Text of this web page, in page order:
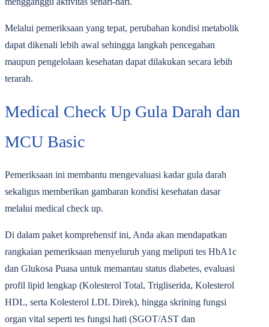
Melalui pemeriksaan yang tepat, perubahan kondisi metabolik
dapat dikenali lebih awal sehingga langkah pencegahan
maupun pengelolaan kesehatan dapat dilakukan secara lebih
terarah.
Medical Check Up Gula Darah dan
MCU Basic
Pemeriksaan ini membantu mengevaluasi kadar gula darah
sekaligus memberikan gambaran kondisi kesehatan dasar
melalui medical check up.
Di dalam paket komprehensif ini, Anda akan mendapatkan
rangkaian pemeriksaan menyeluruh yang meliputi tes HbA1c
dan Glukosa Puasa untuk memantau status diabetes, evaluasi
profil lipid lengkap (Kolesterol Total, Trigliserida, Kolesterol
HDL, serta Kolesterol LDL Direk), hingga skrining fungsi
organ vital seperti tes fungsi hati (SGOT/AST dan